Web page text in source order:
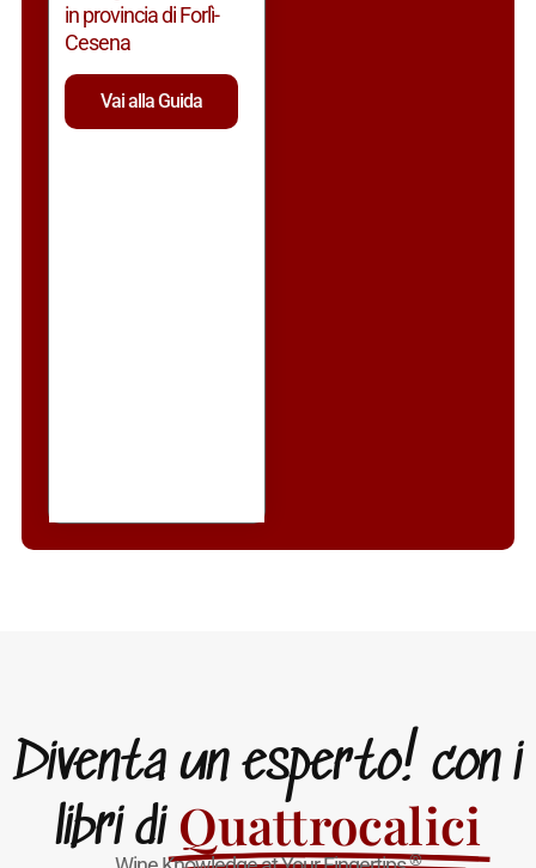
in provincia di Forlì-
Cesena
Vai alla Guida
Diventa un esperto! con i
libri di Quattrocalici
®